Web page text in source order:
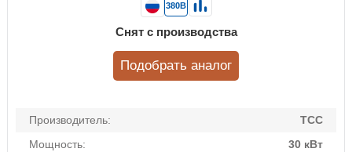
Производитель:
ТСС
Мощность:
30 кВт
380В
Снят с производства
Подобрать аналог